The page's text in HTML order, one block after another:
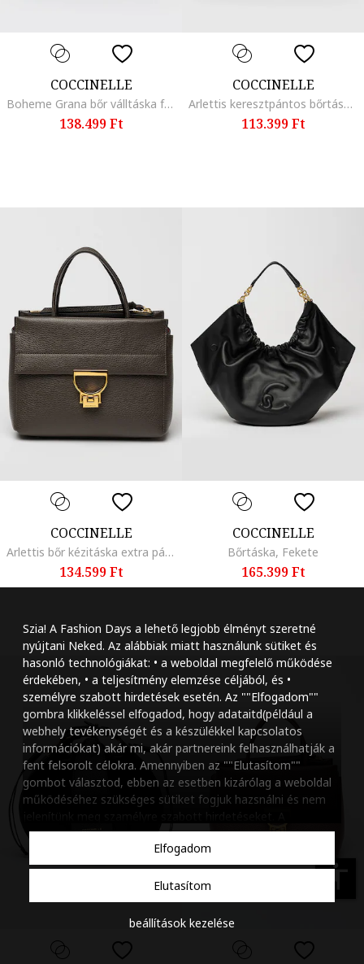
Szia! A Fashion Days a lehető legjobb élményt szeretné
nyújtani Neked. Az alábbiak miatt használunk sütiket és
hasonló technológiákat: • a weboldal megfelelő működése
érdekében, • a teljesítmény elemzése céljából, és •
személyre szabott hirdetések esetén. Az ""Elfogadom""
gombra klikkeléssel elfogadod, hogy adataitd(például a
webhely tevékenységét és a készülékkel kapcsolatos
információkat) akár mi, akár partnereink felhasználhatják a
fent felsorolt célokra. Amennyiben az ""Elutasítom""
gombot választod, ebben az esetben kizárólag a weboldal
működéséhez szükséges sütiket fogjuk hazsnálni és nem
beállításaidat bármikor módosíthatod, a ""Beállítások
kezelése"" gombra kattintva. Tudj meg többet
szabályzatunkról.
Elfogadom
Elutasítom
beállítások kezelése
COCCINELLE
Boheme Grana bőr válltáska fonott dizájnú fogantyúval, Zöldes szürke
138.499 Ft
COCCINELLE
Arlettis keresztpántos bőrtáska, Szilvalila
113.399 Ft
COCCINELLE
Arlettis bőr kézitáska extra pánttal, Sötét tópbarna
134.599 Ft
COCCINELLE
Bőrtáska, Fekete
165.399 Ft
accessibility
Szöveg méretének
Szóköz növelése
Szóköz csökkentése
Sortávolság
Sortávolság
Színek invertálása
Szürke
Nagy kurzor